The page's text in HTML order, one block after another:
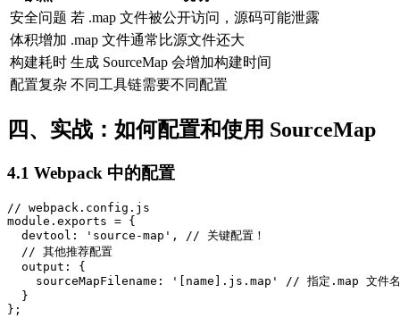
安全问题 若 .map 文件被公开访问，源码可能泄露
体积增加 .map 文件通常比源文件还大
构建耗时 生成 SourceMap 会增加构建时间
配置复杂 不同工具链需要不同配置
四、实战：如何配置和使用 SourceMap
4.1 Webpack 中的配置
// webpack.config.js
module.exports = {
devtool: 'source-map', // 关键配置！
// 其他推荐配置
output: {
sourceMapFilename: '[name].js.map' // 指定.map 文件名
}
};